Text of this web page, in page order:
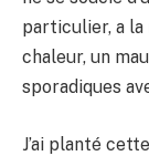
particulier, a la
chaleur, un
sporadiques
J’ai planté